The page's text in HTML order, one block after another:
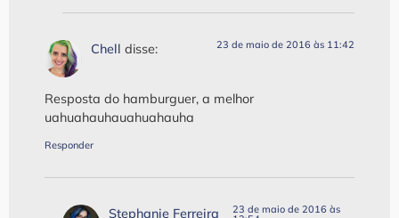
Chell disse: 23 de maio de 2016 às 11:42
Resposta do hamburguer, a melhor
uahuahauhauahuahauha
Responder
Stephanie Ferreira
23 de maio de 2016 às